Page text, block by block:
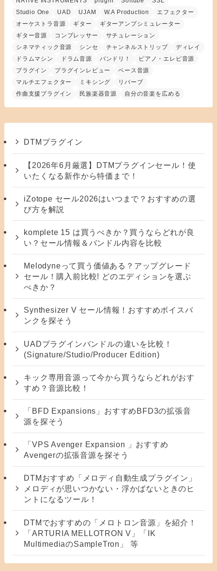
Studio One
UAD UJAM W.A Production
エフェクター
オーケストラ音源
ギター
ギターアンプシミュレーター
ギター音源
コンプレッサー
サチュレーション
シネマティック音源
シンセ チャンネルストリップ
ディレイ
ドラムマシン
ドラム音源 バンドリ！
ピアノ・エレピ音源
プラグイン
プラグインレビュー
ベース音源
マルチエフェクター
ミキシング
リバーブ
作曲支援プラグイン
民族楽器音源 自分の音楽を広める
DTMプラグイン
【2026年6月厳選】DTMプラグインセール！使
いたくなる新作から特価まで！
iZotope セール2026はいつまで？おすすめの選
び方を解説
komplete 15 は買うべきか？買うならどれが良
い？セール情報＆バンドル内容を比較
Melodyneって買う価値ある？アップグレード
セール！購入前比較! どのエディションを選ぶ
べきか？
Synthesizer V セール情報！おすすめボイスバ
ンクを探そう
UADプラグインバンドルの違いを比較！
(Signature/Studio/Producer Edition)
キック専用音源って今から買うならどれがおす
すめ？音源比較！
「BFD Expansions」おすすめBFD3の拡張音
源を探そう
「VPS Avenger Expansion 」おすすめ
Avengerの拡張音源を探そう
DTMおすすめ「メロディ自動生成プラグイン」
メロディが思いつかない・浮かばないときのヒ
ントになるツール！
DTMでおすすめの「メロトロン音源」を紹介！
「ARTURIA MELLOTRON V」「IK
MultimediaのSampleTron」 等